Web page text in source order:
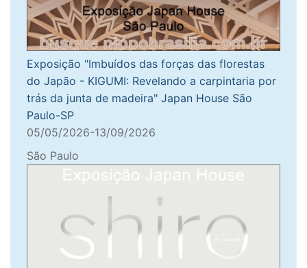
Exposição "Imbuídos das forças das florestas
do Japão - KIGUMI: Revelando a carpintaria por
trás da junta de madeira" Japan House São
Paulo-SP
05/05/2026-13/09/2026
São Paulo